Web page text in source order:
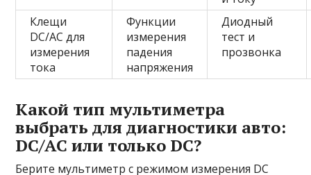
Клещи
DC/AC для
измерения
тока
Функции
измерения
падения
напряжения
Диодный
тест и
прозвонка
Какой тип мультиметра
выбрать для диагностики авто:
DC/AC или только DC?
Берите мультиметр с режимом измерения DC